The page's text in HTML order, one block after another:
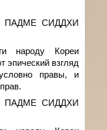
СИДДХИ
народу Кореи
эпический взгляд
правы, и
СИДДХИ